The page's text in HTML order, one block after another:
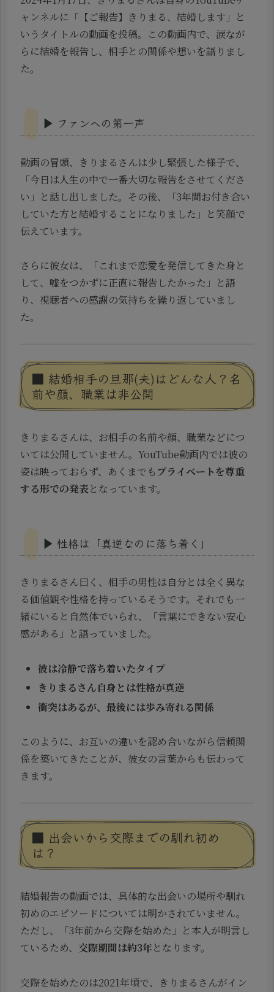
ャンネルに「【ご報告】きりまる、結婚します」と
いうタイトルの動画を投稿。この動画内で、涙なが
らに結婚を報告し、相手との関係や想いを語りまし
た。
▶ ファンへの第一声
動画の冒頭、きりまるさんは少し緊張した様子で、
「今日は人生の中で一番大切な報告をさせてくださ
い」と話し出しました。その後、「3年間お付き合い
していた方と結婚することになりました」と笑顔で
伝えています。
さらに彼女は、「これまで恋愛を発信してきた身と
して、嘘をつかずに正直に報告したかった」と語
り、視聴者への感謝の気持ちを繰り返していまし
た。
■ 結婚相手の旦那(夫)はどんな人？名
前や顔、職業は非公開
きりまるさんは、お相手の名前や顔、職業などにつ
いては公開していません。YouTube動画内では彼の
姿は映っておらず、あくまでも プライベートを尊重
する形での発表となっています。
▶ 性格は「真逆なのに落ち着く」
きりまるさん曰く、相手の男性は自分とは全く異な
る価値観や性格を持っているそうです。それでも一
緒にいると自然体でいられ、「言葉にできない安心
感がある」と語っていました。
彼は冷静で落ち着いたタイプ
きりまるさん自身とは性格が真逆
衝突はあるが、最後には歩み寄れる関係
このように、お互いの違いを認め合いながら信頼関
係を築いてきたことが、彼女の言葉からも伝わって
きます。
■ 出会いから交際までの馴れ初め
は？
結婚報告の動画では、具体的な出会いの場所や馴れ
初めのエピソードについては明かされていません。
ただし、「3年前から交際を始めた」と本人が明言し
ているため、 交際期間は約3年となります。
交際を始めたのは2021年頃で、きりまるさんがイン